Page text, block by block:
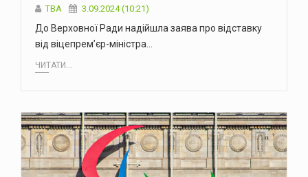
ТВА 3.09.2024 (10:21)
До Верховної Ради надійшла заява про відставку
від віцепрем’єр-міністра…
ЧИТАТИ...